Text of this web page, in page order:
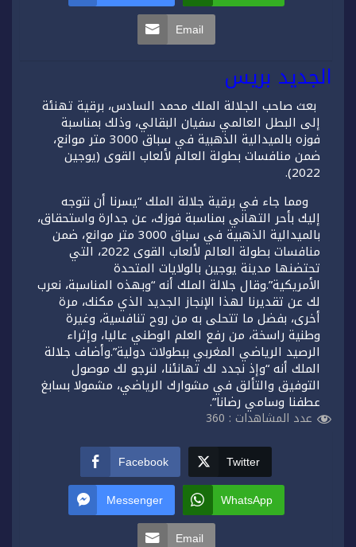
Email
الجديد بريس
بعث صاحب الجلالة الملك محمد السادس، برقية تهنئة
إلى البطل العالمي سفيان البقالي، وذلك بمناسبة
فوزه بالميدالية الذهبية في سباق 3000 متر موانع،
ضمن منافسات بطولة العالم لألعاب القوى (يوجين
2022).
ومما جاء في برقية جلالة الملك “يسرنا أن نتوجه
إليك بأحر التهاني بمناسبة فوزك، عن جدارة واستحقاق،
بالميدالية الذهبية في سباق 3000 متر موانع، ضمن
منافسات بطولة العالم لألعاب القوى 2022، التي
تحتضنها مدينة يوجين بالولايات المتحدة
الأمريكية”.وقال جلالة الملك أنه “وبهذه المناسبة، نعرب
لك عن تقديرنا لهذا الإنجاز الجديد الذي مكنك، مرة
أخرى، بفضل ما تتحلى به من روح تنافسية، وغيرة
وطنية راسخة، من رفع العلم الوطني عاليا، وإثراء
الرصيد الرياضي المغربي ببطولات دولية”.وأضاف جلالة
الملك أنه “وإذ نجدد لك تهانئنا، لنرجو لك موصول
التوفيق والتألق في مشوارك الرياضي، مشمولا بسابغ
عطفنا وسامي رضانا”.
عدد المشاهدات : 360
Facebook Twitter
Messenger WhatsApp
Email